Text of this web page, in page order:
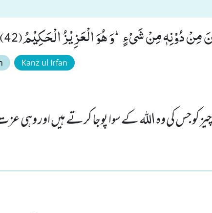
مِنْ دُوْنِهٖ مِنْ شَیْءٍؕ-وَ هُوَ الْعَزِیْزُ الْحَكِیْمُ(42)
Kanz ul Irfan
کو جس کی وہ الله کے سوا پوجا کرتے ہیں اور وہی